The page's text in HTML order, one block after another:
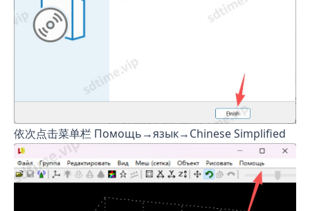
依次点击菜单栏 Помощь→язык→Chinese Simplified